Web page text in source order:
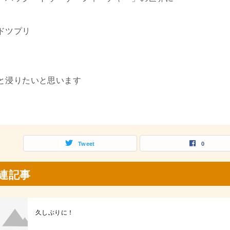
ツプリ
浸りたいと思います
Tweet 0
記事
久しぶりに！